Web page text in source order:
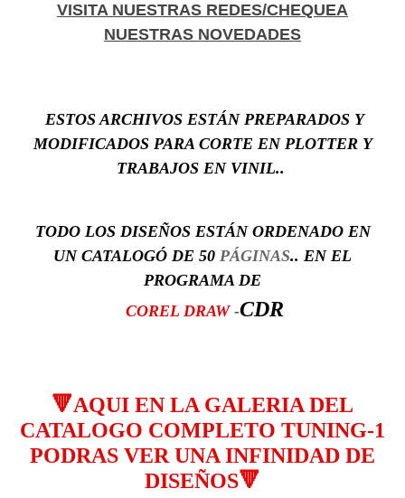
VISITA NUESTRAS REDES/CHEQUEA
NUESTRAS NOVEDADES
ESTOS ARCHIVOS ESTÁN PREPARADOS Y
MODIFICADOS PARA CORTE EN PLOTTER Y
TRABAJOS EN VINIL..
TODO LOS DISEÑOS ESTÁN ORDENADO EN
UN CATALOGÓ DE 50 PÁGINAS.. EN EL
PROGRAMA DE
COREL DRAW-CDR
🔻AQUI EN LA GALERIA DEL
CATALOGO COMPLETO TUNING-1
PODRAS VER UNA INFINIDAD DE
DISEÑOS🔻